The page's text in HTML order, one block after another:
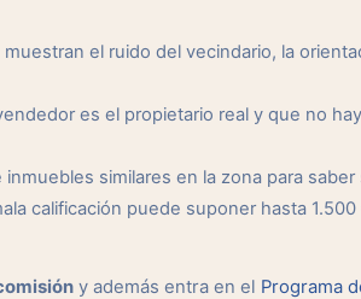
el ruido del vecindario, la
es el propietario real y que no
similares en la zona para
calificación puede suponer hasta
y además entra en el Programa